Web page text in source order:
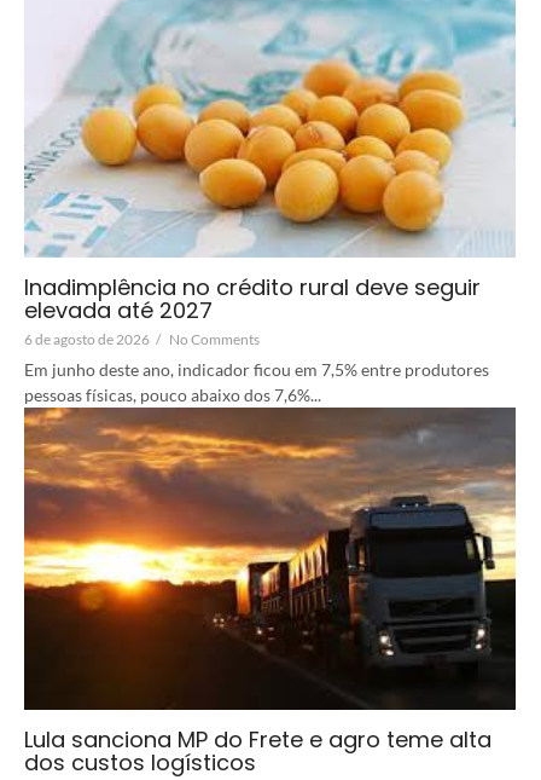
Inadimplência no crédito rural deve seguir
elevada até 2027
6 de agosto de 2026 / No Comments
Em junho deste ano, indicador ficou em 7,5% entre produtores
pessoas físicas, pouco abaixo dos 7,6%...
Lula sanciona MP do Frete e agro teme alta
dos custos logísticos